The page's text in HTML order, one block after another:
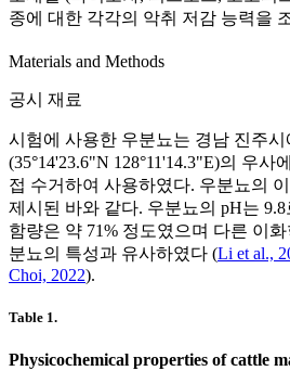
종에 대한 각각의 악취 저감 능력을
Materials and Methods
공시 재료
시험에 사용한 우분뇨는 경남 진주
(35°14'23.6"N 128°11'14.3"E)의 우사
접 수거하여 사용하였다. 우분뇨의
제시된 바와 같다. 우분뇨의 pH는
함량은 약 71% 정도였으며 다른 이
분뇨의 특성과 유사하였다 (Li et al.,
Choi, 2022).
Table 1.
Physicochemical properties of cattle